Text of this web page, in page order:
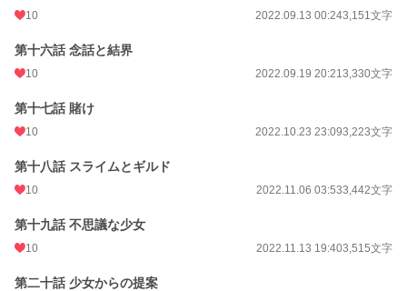
10 2022.09.13 00:243,151文字
第十六話 念話と結界
10 2022.09.19 20:213,330文字
第十七話 賭け
10 2022.10.23 23:093,223文字
第十八話 スライムとギルド
10 2022.11.06 03:533,442文字
第十九話 不思議な少女
10 2022.11.13 19:403,515文字
第二十話 少女からの提案